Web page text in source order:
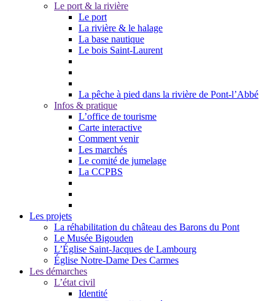
Le port & la rivière
Le port
La rivière & le halage
La base nautique
Le bois Saint-Laurent
La pêche à pied dans la rivière de Pont-l’Abbé
Infos & pratique
L’office de tourisme
Carte interactive
Comment venir
Les marchés
Le comité de jumelage
La CCPBS
Les projets
La réhabilitation du château des Barons du Pont
Le Musée Bigouden
L’Église Saint-Jacques de Lambourg
Église Notre-Dame Des Carmes
Les démarches
L’état civil
Identité